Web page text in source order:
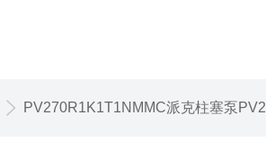
PV270R1K1T1NMMC派克柱塞泵PV270库房货下单即发